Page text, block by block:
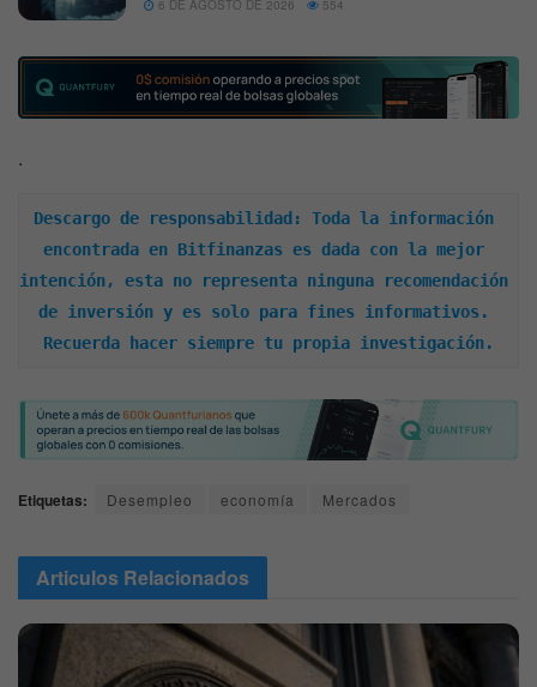
6 DE AGOSTO DE 2026 554
.
Descargo de responsabilidad: Toda la información
encontrada en Bitfinanzas es dada con la mejor
intención, esta no representa ninguna recomendación
de inversión y es solo para fines informativos.
Recuerda hacer siempre tu propia investigación.
Etiquetas: Desempleo economía Mercados
Articulos Relacionados